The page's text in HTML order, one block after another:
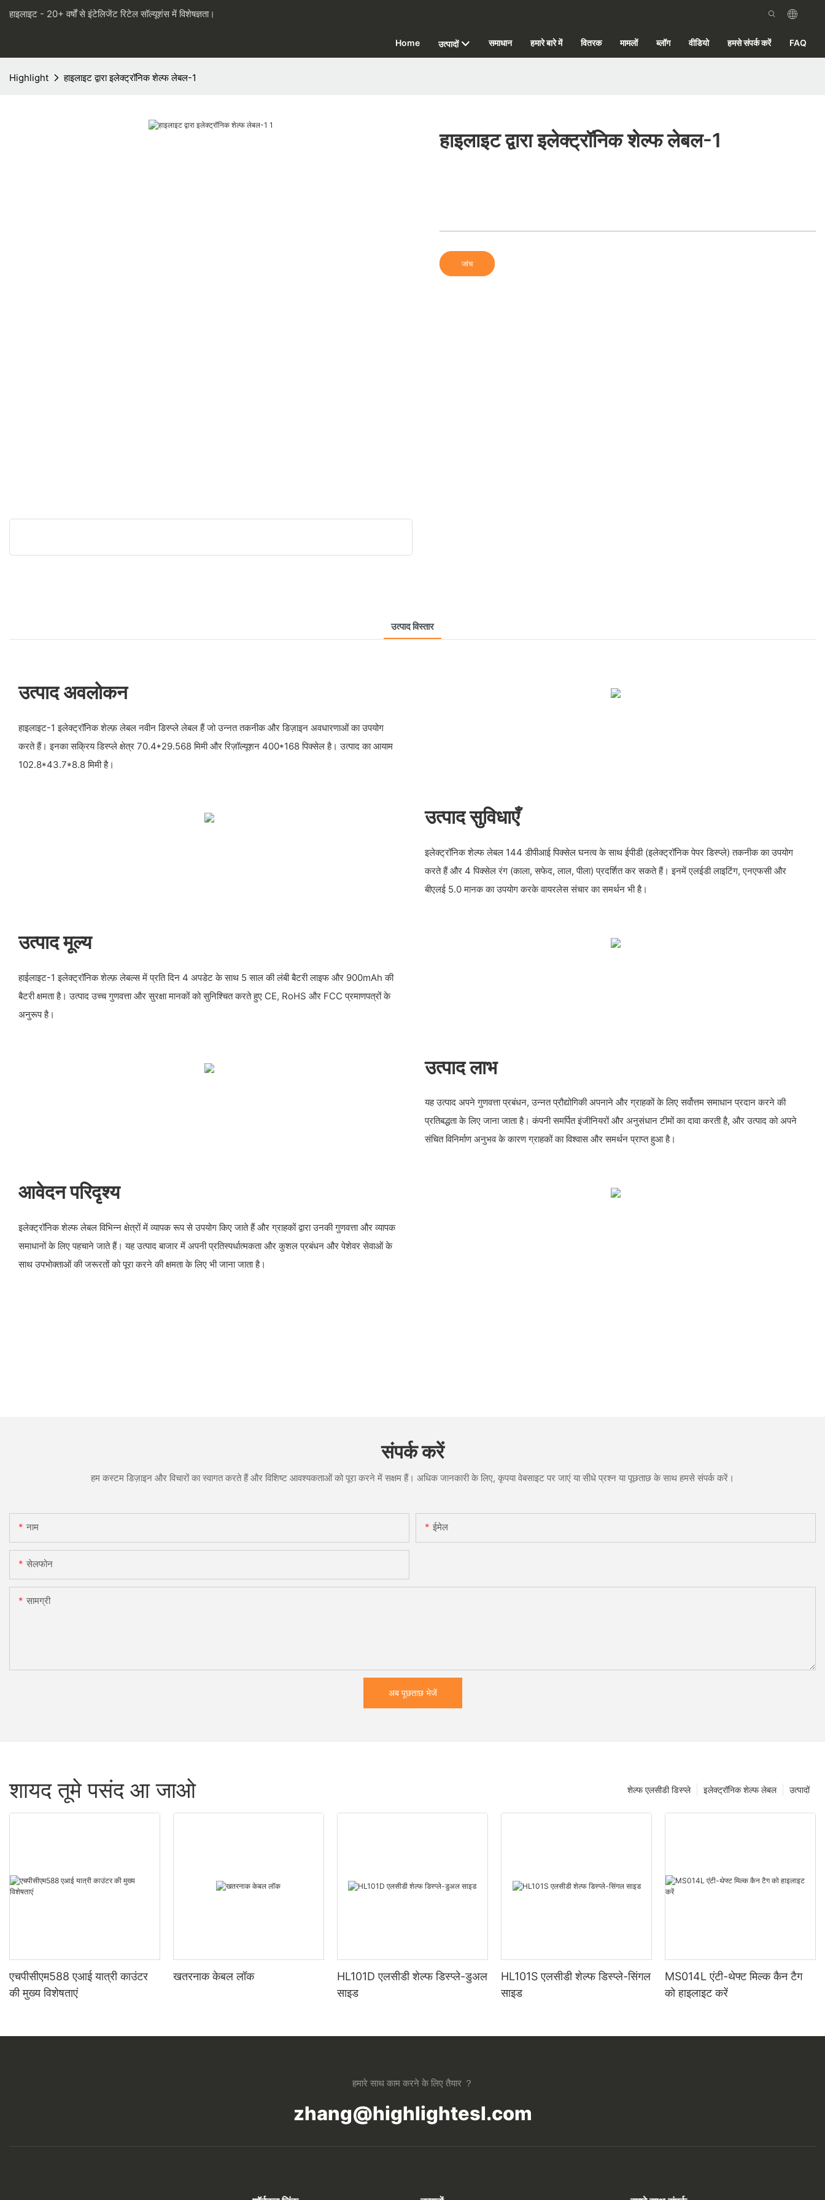
हाइलाइट - 20+ वर्षों से इंटेलिजेंट रिटेल सॉल्यूशंस में विशेषज्ञता।
Home उत्पादों समाधान हमारे बारे में वितरक मामलों ब्लॉग वीडियो हमसे संपर्क करें FAQ
Highlight हाइलाइट द्वारा इलेक्ट्रॉनिक शेल्फ लेबल-1
हाइलाइट द्वारा इलेक्ट्रॉनिक शेल्फ लेबल-1
जांच
उत्पाद विस्तार
उत्पाद अवलोकन
हाइलाइट-1 इलेक्ट्रॉनिक शेल्फ़ लेबल नवीन डिस्प्ले लेबल हैं जो उन्नत तकनीक और डिज़ाइन अवधारणाओं का उपयोग
करते हैं। इनका सक्रिय डिस्प्ले क्षेत्र 70.4*29.568 मिमी और रिज़ॉल्यूशन 400*168 पिक्सेल है। उत्पाद का आयाम
102.8*43.7*8.8 मिमी है।
उत्पाद सुविधाएँ
इलेक्ट्रॉनिक शेल्फ लेबल 144 डीपीआई पिक्सेल घनत्व के साथ ईपीडी (इलेक्ट्रॉनिक पेपर डिस्प्ले) तकनीक का उपयोग
करते हैं और 4 पिक्सेल रंग (काला, सफेद, लाल, पीला) प्रदर्शित कर सकते हैं। इनमें एलईडी लाइटिंग, एनएफसी और
बीएलई 5.0 मानक का उपयोग करके वायरलेस संचार का समर्थन भी है।
उत्पाद मूल्य
हाईलाइट-1 इलेक्ट्रॉनिक शेल्फ़ लेबल्स में प्रति दिन 4 अपडेट के साथ 5 साल की लंबी बैटरी लाइफ और 900mAh की
बैटरी क्षमता है। उत्पाद उच्च गुणवत्ता और सुरक्षा मानकों को सुनिश्चित करते हुए CE, RoHS और FCC प्रमाणपत्रों के
अनुरूप है।
उत्पाद लाभ
यह उत्पाद अपने गुणवत्ता प्रबंधन, उन्नत प्रौद्योगिकी अपनाने और ग्राहकों के लिए सर्वोत्तम समाधान प्रदान करने की
प्रतिबद्धता के लिए जाना जाता है। कंपनी समर्पित इंजीनियरों और अनुसंधान टीमों का दावा करती है, और उत्पाद को अपने
संचित विनिर्माण अनुभव के कारण ग्राहकों का विश्वास और समर्थन प्राप्त हुआ है।
आवेदन परिदृश्य
इलेक्ट्रॉनिक शेल्फ लेबल विभिन्न क्षेत्रों में व्यापक रूप से उपयोग किए जाते हैं और ग्राहकों द्वारा उनकी गुणवत्ता और व्यापक
समाधानों के लिए पहचाने जाते हैं। यह उत्पाद बाजार में अपनी प्रतिस्पर्धात्मकता और कुशल प्रबंधन और पेशेवर सेवाओं के
साथ उपभोक्ताओं की जरूरतों को पूरा करने की क्षमता के लिए भी जाना जाता है।
संपर्क करें
हम कस्टम डिज़ाइन और विचारों का स्वागत करते हैं और विशिष्ट आवश्यकताओं को पूरा करने में सक्षम हैं। अधिक जानकारी के लिए, कृपया वेबसाइट पर जाएं या सीधे प्रश्न या पूछताछ के साथ हमसे संपर्क करें।
नाम ईमेल
सेलफोन
सामग्री
अब पूछताछ भेजें
शायद तूमे पसंद आ जाओ उत्पादों
इलेक्ट्रॉनिक शेल्फ लेबल
शेल्फ एलसीडी डिस्प्ले
एचपीसीएम588 एआई यात्री काउंटर
की मुख्य विशेषताएं
खतरनाक केबल लॉक
HL101D एलसीडी शेल्फ डिस्प्ले-डुअल
साइड
HL101S एलसीडी शेल्फ डिस्प्ले-सिंगल
साइड
MS014L एंटी-थेफ्ट मिल्क कैन टैग
को हाइलाइट करें
हमारे साथ काम करने के लिए तैयार ？
zhang@highlightesl.com